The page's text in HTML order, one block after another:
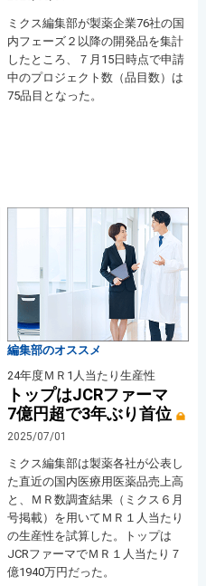
ミクス編集部が製薬企業76社の国
内フェーズ２以降の開発品を集計
したところ、７月15日時点で申請
中のプロジェクト数（品目数）は
75品目となった。
編集部のオススメ
24年度ＭＲ1人当たり生産性
トップはJCRファーマ
7億円超で3年ぶり首位
2025/07/01
ミクス編集部は製薬各社が公表し
た直近の国内医療用医薬品売上高
と、ＭＲ数調査結果（ミクス６月
号掲載）を用いてＭＲ１人当たり
の生産性を試算した。トップは
JCRファーマでＭＲ１人当たり７
億1940万円だった。